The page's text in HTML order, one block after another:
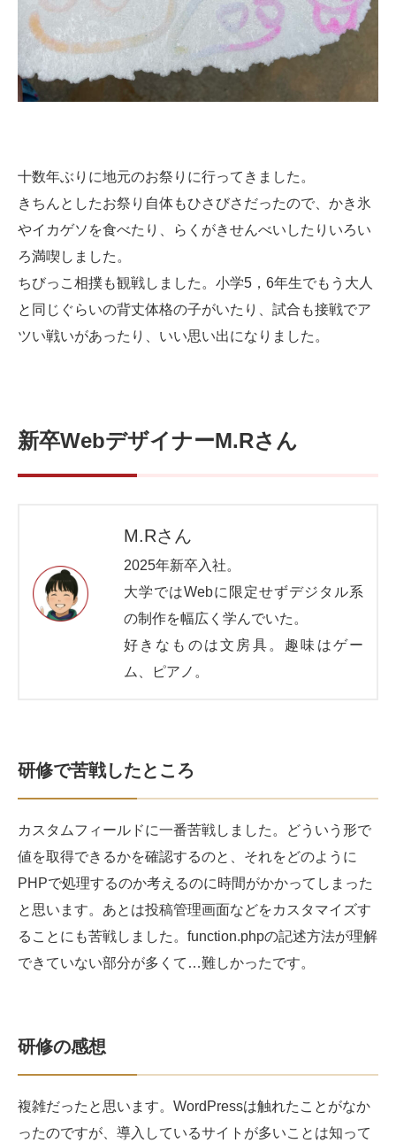
十数年ぶりに地元のお祭りに行ってきました。
きちんとしたお祭り自体もひさびさだったので、かき氷
やイカゲソを食べたり、らくがきせんべいしたりいろい
ろ満喫しました。
ちびっこ相撲も観戦しました。小学5，6年生でもう大人
と同じぐらいの背丈体格の子がいたり、試合も接戦でア
ツい戦いがあったり、いい思い出になりました。
新卒WebデザイナーM.Rさん
M.Rさん
2025年新卒入社。
大学ではWebに限定せずデジタル系
の制作を幅広く学んでいた。
好きなものは文房具。趣味はゲー
ム、ピアノ。
研修で苦戦したところ
カスタムフィールドに一番苦戦しました。どういう形で
値を取得できるかを確認するのと、それをどのように
PHPで処理するのか考えるのに時間がかかってしまった
と思います。あとは投稿管理画面などをカスタマイズす
ることにも苦戦しました。function.phpの記述方法が理解
できていない部分が多くて…難しかったです。
研修の感想
複雑だったと思います。WordPressは触れたことがなか
ったのですが、導入しているサイトが多いことは知って